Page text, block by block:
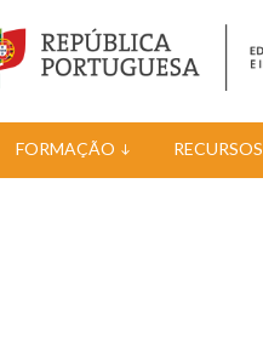
FORMAÇÃO RECURSOS